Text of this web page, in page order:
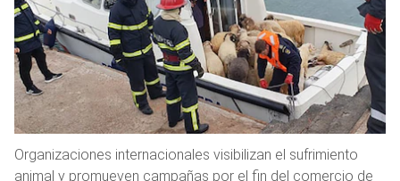
Organizaciones internacionales visibilizan el sufrimiento
animal y promueven campañas por el fin del comercio de